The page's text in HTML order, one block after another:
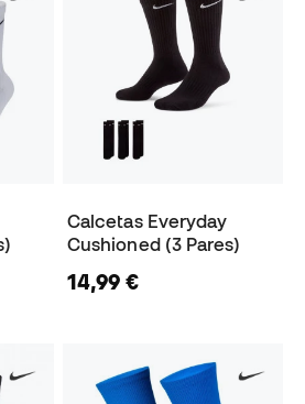
Calcetas Everyday
Cushioned (3 Pares)
14,99 €